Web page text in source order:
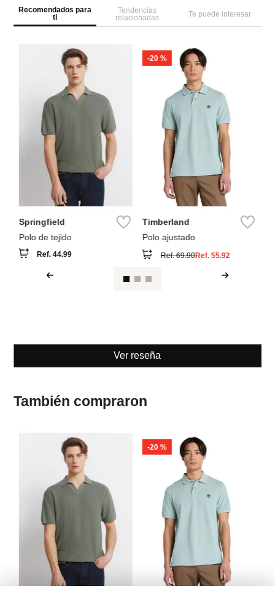
Recomendados para
ti
Tendencias
relacionadas
Te puede interesar
Springfield
Polo de tejido
Ref.44.99
-20 %
Timberland
Polo ajustado
Ref.69.90Ref. 55.92
Ver reseña
También compraron
-20 %